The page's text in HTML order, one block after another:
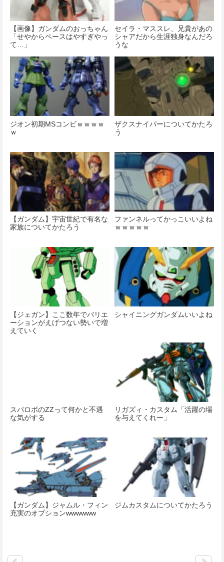
【画像】ガンダムのおっちゃん
「せやからペースはやすぎやっ
て…」
セイラ・マススレ、兄貴があの
シャアだから生涯独身なんだろ
うな
ジオン初期MSコンビｗｗｗｗ
ｗ
ザクスナイパーについてかたろ
う
【ガンダム】宇宙世紀で有名な
家族についてかたろう
ファンネルってかっこいいよね
ｗｗｗｗｗ
【ジェガン】ここ数年でバリエ
ーションがえげつない勢いで増
えていく
シャイニングガンダムいいよね
スパロボのZZって何かと不遇
な気がする
リガズィ・カスタム「活躍の場
を与えてくれー」
【ガンダム】ジャムル・フィン
充実のオプションwwwwww
ジムカスタムについてかたろう